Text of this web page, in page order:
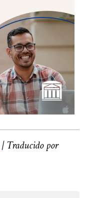
| Traducido por